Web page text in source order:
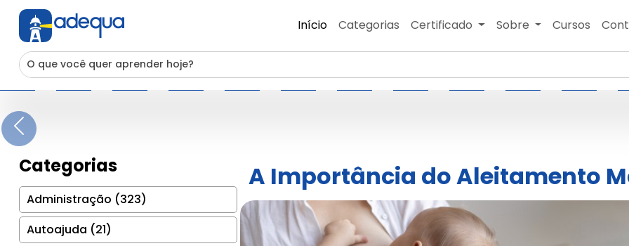
Início Categorias Certificado Sobre Cursos
Previous
Categorias
Administração (323)
Autoajuda (21)
A Importância do Aleitamento